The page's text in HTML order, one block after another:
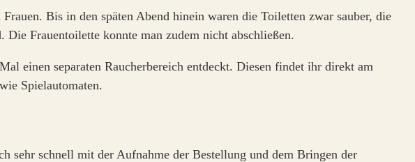
Bis in den späten Abend hinein waren die Toiletten zwar sauber, die
Frauentoilette konnte man zudem nicht abschließen.
einen separaten Raucherbereich entdeckt. Diesen findet ihr direkt am
Spielautomaten.
sehr schnell mit der Aufnahme der Bestellung und dem Bringen der